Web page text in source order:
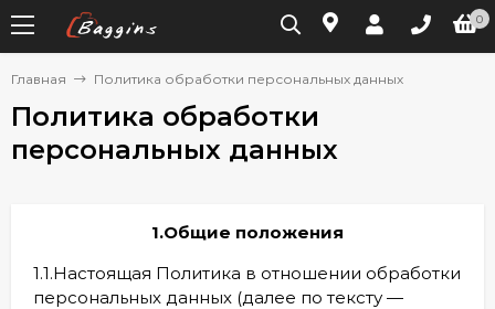
0
Главная Политика обработки персональных данных
Политика обработки
персональных данных
1.Общие положения
1.1.Настоящая Политика в отношении обработки
персональных данных (далее по тексту —